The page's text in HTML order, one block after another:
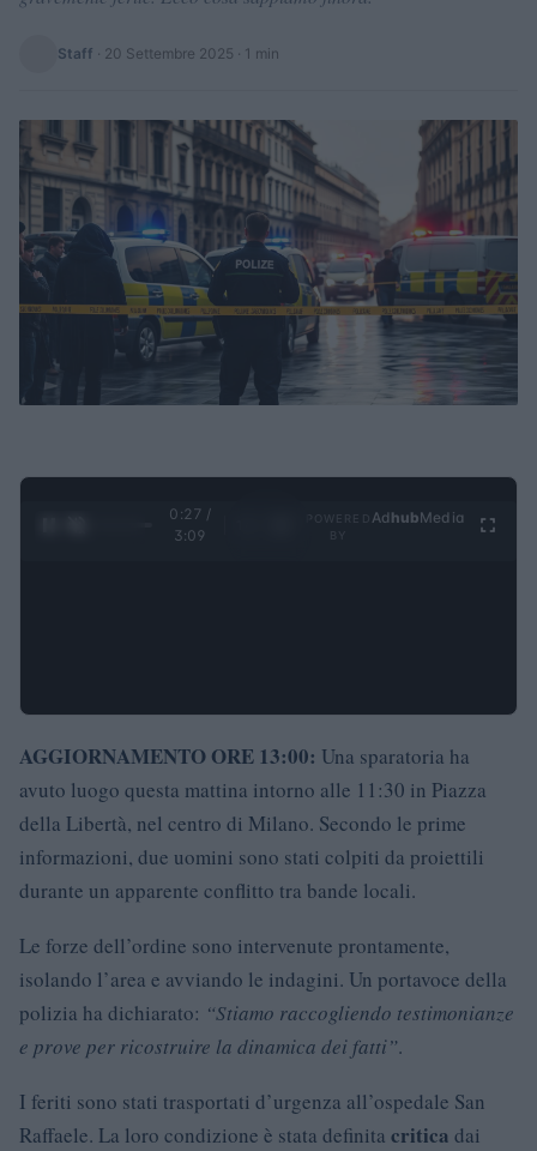
Staff · 20 Settembre 2025 · 1 min
0:28 /
3:09
Ad hubMedia
AGGIORNAMENTO ORE 13:00: Una sparatoria ha
avuto luogo questa mattina intorno alle 11:30 in Piazza
della Libertà, nel centro di Milano. Secondo le prime
informazioni, due uomini sono stati colpiti da proiettili
durante un apparente conflitto tra bande locali.
Le forze dell’ordine sono intervenute prontamente,
isolando l’area e avviando le indagini. Un portavoce della
polizia ha dichiarato: “Stiamo raccogliendo testimonianze
e prove per ricostruire la dinamica dei fatti”.
I feriti sono stati trasportati d’urgenza all’ospedale San
Raffaele. La loro condizione è stata definita critica dai